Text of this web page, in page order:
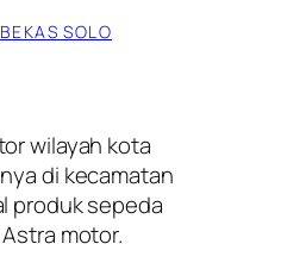
SOLO
wilayah kota
di kecamatan
produk sepeda
motor.